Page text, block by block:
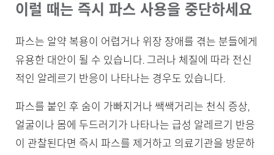
이럴 때는 즉시 파스 사용을 중단하세요
파스는 알약 복용이 어렵거나 위장 장애를 겪는 분들에게
유용한 대안이 될 수 있습니다. 그러나 체질에 따라 전신
적인 알레르기 반응이 나타나는 경우도 있습니다.
파스를 붙인 후 숨이 가빠지거나 쌕쌕거리는 천식 증상,
얼굴이나 몸에 두드러기가 나타나는 급성 알레르기 반응
이 관찰된다면 즉시 파스를 제거하고 의료기관을 방문하